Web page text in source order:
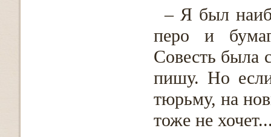
– Я был
перо и
Совесть была
пишу. Но
тюрьму, на
тоже не